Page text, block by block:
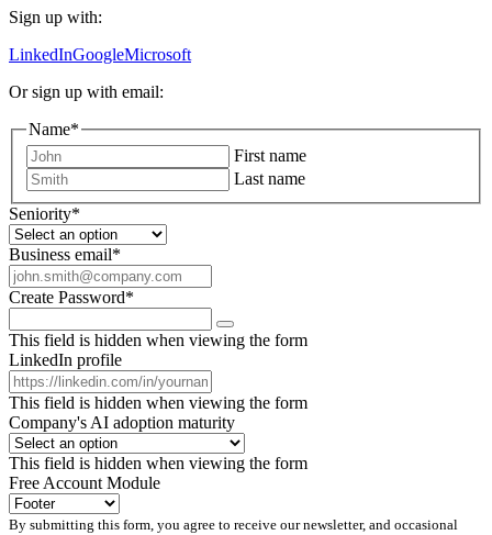
Sign up with:
LinkedInGoogleMicrosoft
Or sign up with email:
Name*
First name
Last name
Seniority*
Business email*
Create Password*
This field is hidden when viewing the form
LinkedIn profile
This field is hidden when viewing the form
Company's AI adoption maturity
This field is hidden when viewing the form
Free Account Module
By submitting this form, you agree to receive our newsletter, and occasional